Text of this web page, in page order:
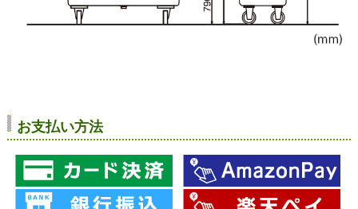
お支払い方法